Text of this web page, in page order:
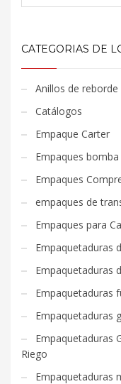
CATEGORIAS DE
Anillos de reborde
Catálogos
Empaque Carter
Empaques
Empaques
empaques de
Empaques para
Empaquetaduras
Empaquetaduras
Empaquetaduras
Empaquetaduras
Empaquetaduras
Riego
Empaquetaduras